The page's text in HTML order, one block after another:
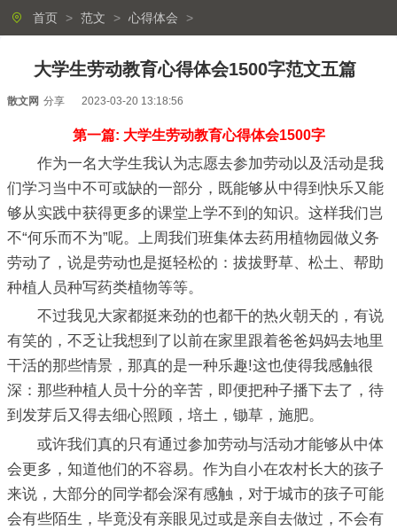
首页 > 范文 > 心得体会 >
大学生劳动教育心得体会1500字范文五篇
散文网 分享 2023-03-20 13:18:56
第一篇: 大学生劳动教育心得体会1500字
作为一名大学生我认为志愿去参加劳动以及活动是我
们学习当中不可或缺的一部分，既能够从中得到快乐又能
够从实践中获得更多的课堂上学不到的知识。这样我们岂
不“何乐而不为”呢。上周我们班集体去药用植物园做义务
劳动了，说是劳动也是挺轻松的：拔拔野草、松土、帮助
种植人员种写药类植物等等。
不过我见大家都挺来劲的也都干的热火朝天的，有说
有笑的，不乏让我想到了以前在家里跟着爸爸妈妈去地里
干活的那些情景，那真的是一种乐趣!这也使得我感触很
深：那些种植人员十分的辛苦，即便把种子播下去了，待
到发芽后又得去细心照顾，培土，锄草，施肥。
或许我们真的只有通过参加劳动与活动才能够从中体
会更多，知道他们的不容易。作为自小在农村长大的孩子
来说，大部分的同学都会深有感触，对于城市的孩子可能
会有些陌生，毕竟没有亲眼见过或是亲自去做过，不会有